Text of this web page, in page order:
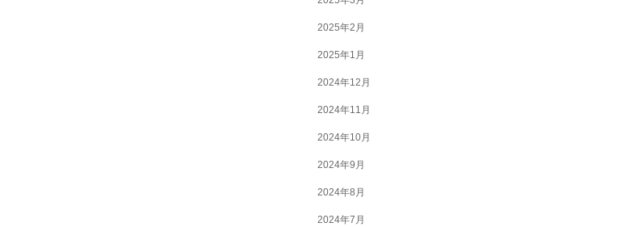
2025年2月
2025年1月
2024年12月
2024年11月
2024年10月
2024年9月
2024年8月
2024年7月